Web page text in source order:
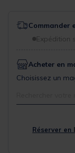
Commander
Expédition
Acheter en
Choisissez un
Réserver en